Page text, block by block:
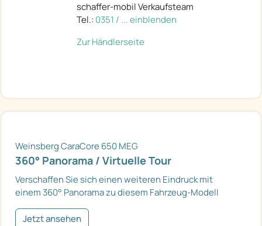
schaffer-mobil Verkaufsteam
Tel.: 0351 / ... einblenden
Zur Händlerseite
Weinsberg CaraCore 650 MEG
360° Panorama / Virtuelle Tour
Verschaffen Sie sich einen weiteren Eindruck mit
einem 360° Panorama zu diesem Fahrzeug-Modell
Jetzt ansehen